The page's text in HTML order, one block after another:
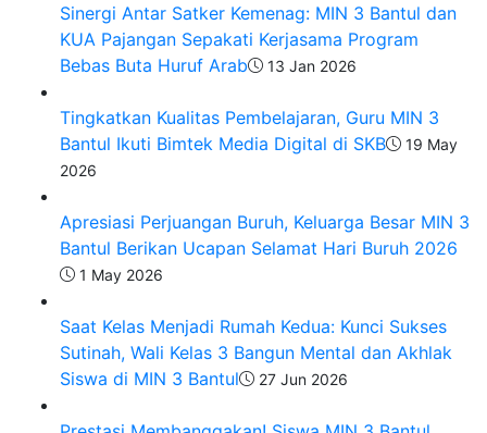
Sinergi Antar Satker Kemenag: MIN 3 Bantul dan
KUA Pajangan Sepakati Kerjasama Program
Bebas Buta Huruf Arab
13 Jan 2026
Tingkatkan Kualitas Pembelajaran, Guru MIN 3
Bantul Ikuti Bimtek Media Digital di SKB
19 May
2026
Apresiasi Perjuangan Buruh, Keluarga Besar MIN 3
Bantul Berikan Ucapan Selamat Hari Buruh 2026
1 May 2026
Saat Kelas Menjadi Rumah Kedua: Kunci Sukses
Sutinah, Wali Kelas 3 Bangun Mental dan Akhlak
Siswa di MIN 3 Bantul
27 Jun 2026